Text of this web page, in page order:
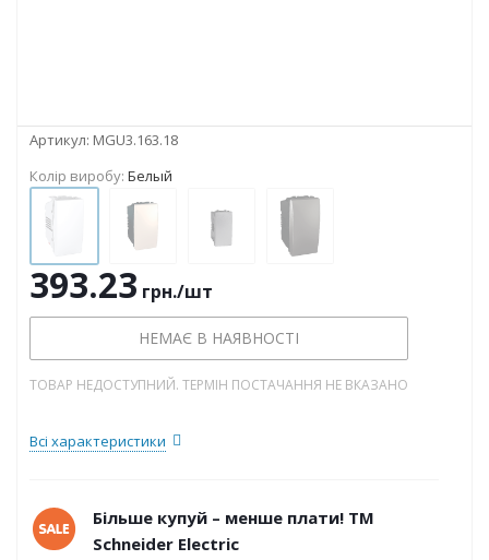
Артикул: MGU3.163.18
Колір виробу: Белый
393.23 грн./шт
НЕМАЄ В НАЯВНОСТІ
ТОВАР НЕДОСТУПНИЙ. ТЕРМІН ПОСТАЧАННЯ НЕ ВКАЗАНО
Всі характеристики
Більше купуй – менше плати! ТМ
Schneider Electric